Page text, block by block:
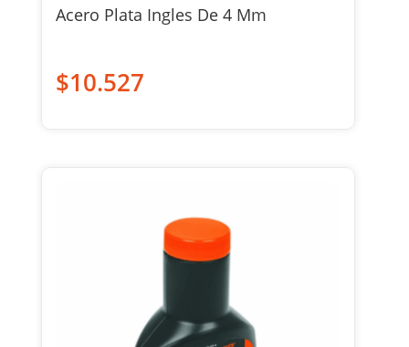
Acero Plata Ingles De 4 Mm
$10.527